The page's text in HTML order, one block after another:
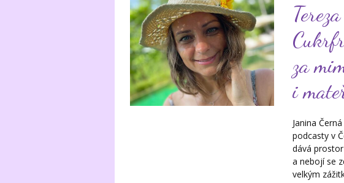
za
i
Janina
podcasty v
dává
a nebojí se
velkým